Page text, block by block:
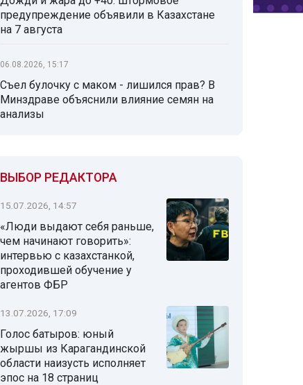
предупреждение объявили в Казахстане
на 7 августа
06.08.2026, 15:17
Съел булочку с маком - лишился прав? В
Минздраве объяснили влияние семян на
анализы
ВЫБОР РЕДАКТОРА
15.07.2026, 14:57
«Люди выдают себя раньше,
чем начинают говорить»:
интервью с казахстанкой,
проходившей обучение у
агентов ФБР
13.07.2026, 17:09
Голос батыров: юный
жыршы из Карагандинской
области наизусть исполняет
эпос на 18 страниц